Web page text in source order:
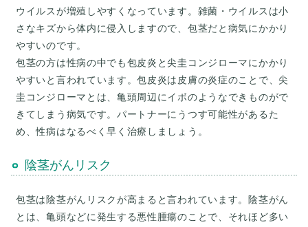
ウイルスが増殖しやすくなっています。雑菌・ウイルスは小
さなキズから体内に侵入しますので、包茎だと病気にかかり
やすいのです。
包茎の方は性病の中でも包皮炎と尖圭コンジローマにかかり
やすいと言われています。包皮炎は皮膚の炎症のことで、尖
圭コンジローマとは、亀頭周辺にイボのようなできものがで
きてしまう病気です。パートナーにうつす可能性があるた
陰茎がんリスク
包茎は陰茎がんリスクが高まると言われています。陰茎がん
とは、亀頭などに発生する悪性腫瘍のことで、それほど多い